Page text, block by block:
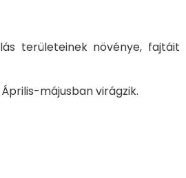
területeinek növénye, fajtáit
májusban virágzik.